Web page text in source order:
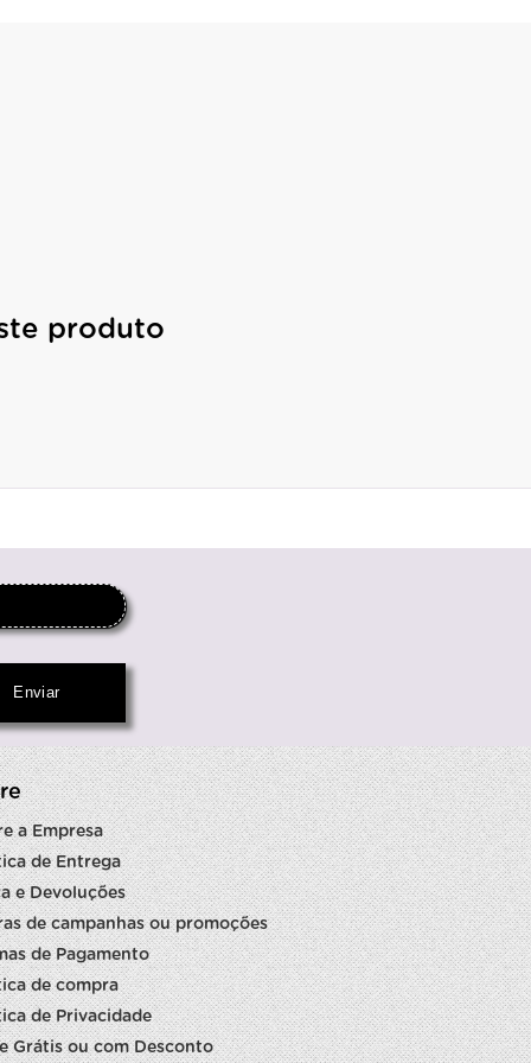
produto
a Empresa
de Entrega
e Devoluções
de campanhas ou promoções
de Pagamento
de compra
de Privacidade
Grátis ou com Desconto